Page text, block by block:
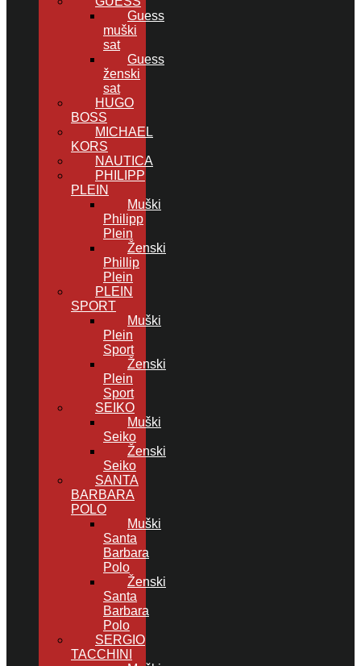
Guess
muški
sat
Guess
ženski
sat
HUGO
BOSS
MICHAEL
KORS
NAUTICA
PHILIPP
PLEIN
Muški
Philipp
Plein
Ženski
Phillip
Plein
PLEIN
SPORT
Muški
Plein
Sport
Ženski
Plein
Sport
SEIKO
Muški
Seiko
Ženski
Seiko
SANTA
BARBARA
POLO
Muški
Santa
Barbara
Polo
Ženski
Santa
Barbara
Polo
SERGIO
TACCHINI